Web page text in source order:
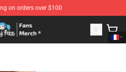
on orders over $100
Sally Face Merchandise Shop